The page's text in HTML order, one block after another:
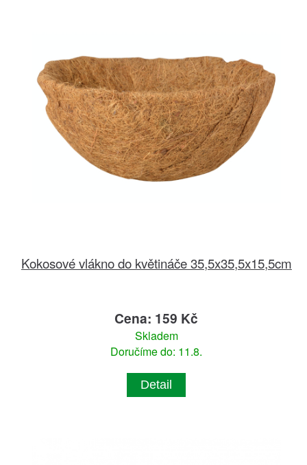
Kokosové vlákno do květináče 35,5x35,5x15,5cm
Cena: 159 Kč
Skladem
Doručíme do: 11.8.
Detail